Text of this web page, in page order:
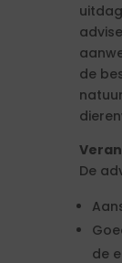
de
De
de